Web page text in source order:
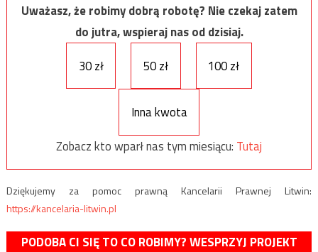
Uważasz, że robimy dobrą robotę? Nie czekaj zatem
do jutra, wspieraj nas od dzisiaj.
30 zł
50 zł 100 zł
Inna kwota
Zobacz kto wparł nas tym miesiącu: Tutaj
Dziękujemy za pomoc prawną Kancelarii Prawnej Litwin:
https://kancelaria-litwin.pl
PODOBA CI SIĘ TO CO ROBIMY? WESPRZYJ PROJEKT